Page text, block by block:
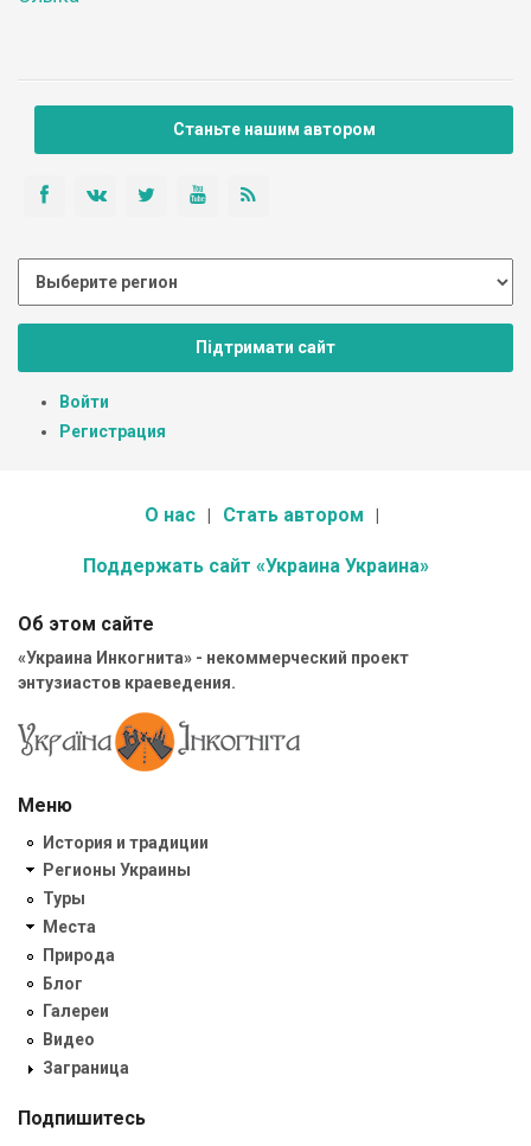
Станьте нашим автором
Підтримати сайт
Войти
Регистрация
О нас Стать автором
Поддержать сайт «Украина Украина»
Об этом сайте
«Украина Инкогнита» - некоммерческий проект
энтузиастов краеведения.
Меню
История и традиции
Регионы Украины
Туры
Места
Природа
Блог
Галереи
Видео
Заграница
Подпишитесь